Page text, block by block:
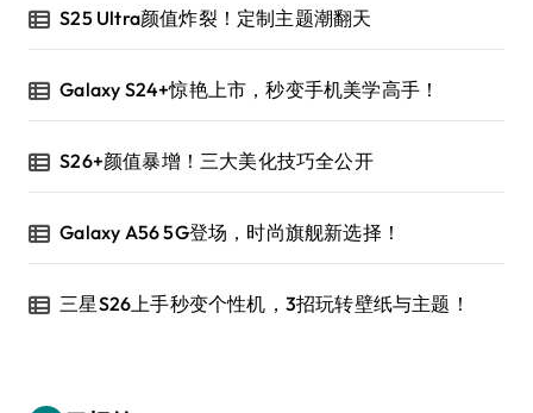
S25 Ultra颜值炸裂！定制主题潮翻天
Galaxy S24+惊艳上市，秒变手机美学高手！
S26+颜值暴增！三大美化技巧全公开
Galaxy A56 5G登场，时尚旗舰新选择！
三星S26上手秒变个性机，3招玩转壁纸与主题！